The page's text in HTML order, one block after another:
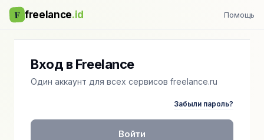
F freelance.id Помощь
Вход в Freelance
Один аккаунт для всех сервисов freelance.ru
Забыли пароль?
Войти